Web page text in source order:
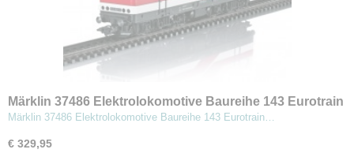
Märklin 37486 Elektrolokomotive Baureihe 143 Eurotrain
special
Märklin 37486 Elektrolokomotive Baureihe 143 Eurotrain…
€ 329,95